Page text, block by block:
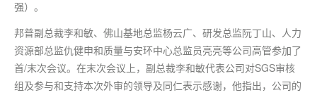
强）。
邦普副总裁李和敏、佛山基地总监杨云广、研发总监阮丁山、人力
资源部总监仇健申和质量与安环中心总监员亮亮等公司高管参加了
首/末次会议。在末次会议上，副总裁李和敏代表公司对SGS审核
组及参与和支持本次外审的领导及同仁表示感谢，他指出，公司的